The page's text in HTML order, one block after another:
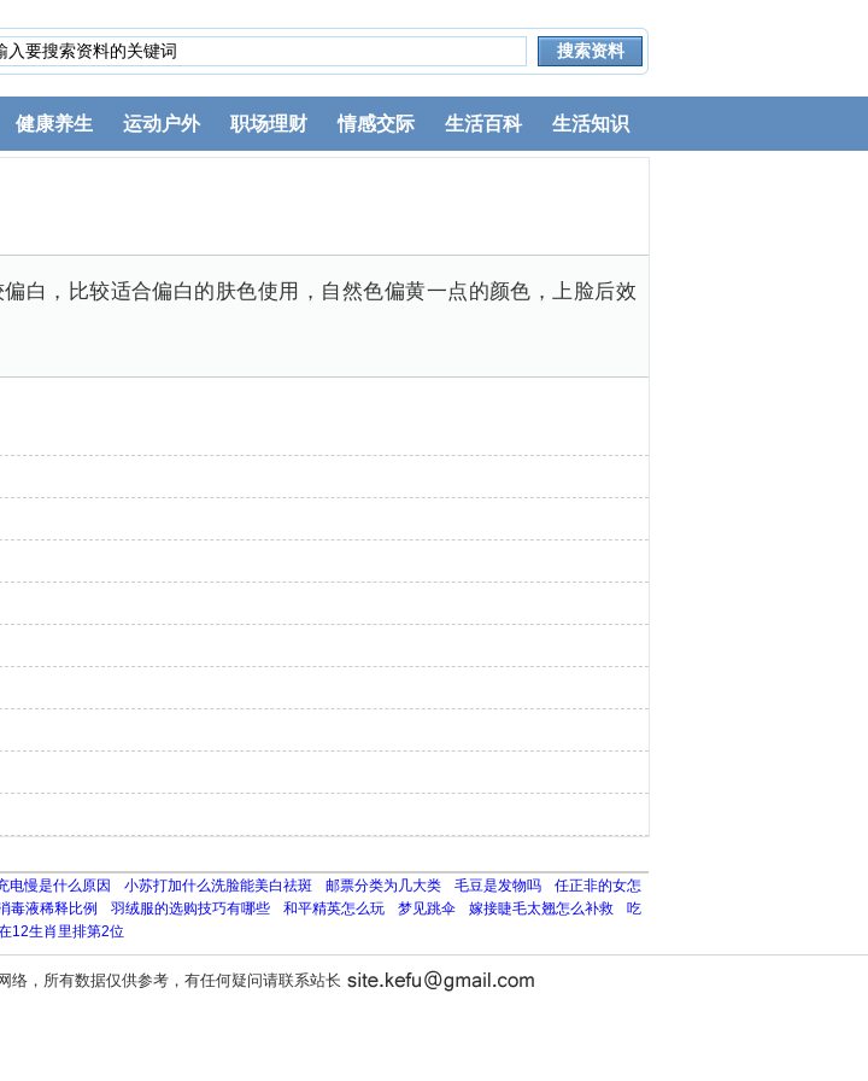
健康养生 运动户外 职场理财 情感交际 生活百科 生活知识
白，比较适合偏白的肤色使用，自然色偏黄一点的颜色，上脸后效
电慢是什么原因 小苏打加什么洗脸能美白祛斑 邮票分类为几大类 毛豆是发物吗
任正非的女怎
毒液稀释比例 羽绒服的选购技巧有哪些 和平精英怎么玩 梦见跳伞 嫁接睫毛太翘怎么补救
吃
12生肖里排第2位
，所有数据仅供参考，有任何疑问请联系站长